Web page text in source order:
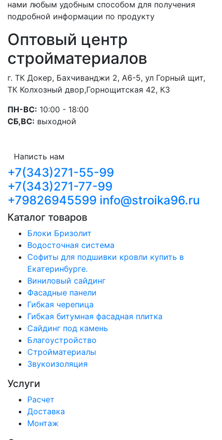
нами любым удобным способом для получения
подробной информации по продукту
Оптовый центр
стройматериалов
г. ТК Докер, Бахчиванджи 2, А6-5, ул Горный щит,
ТК Колхозный двор,Горнощитская 42, К3
ПН-ВС: 10:00 - 18:00
СБ,ВС: выходной
Написть нам
+7(343)271-55-99
+7(343)271-77-99
+79826945599 info@stroika96.ru
Каталог товаров
Блоки Бризолит
Водосточная система
Софиты для подшивки кровли купить в
Екатеринбурге.
Виниловый сайдинг
Фасадные панели
Гибкая черепица
Гибкая битумная фасадная плитка
Сайдинг под камень
Благоустройство
Стройматериалы
Звукоизоляция
Услуги
Расчет
Доставка
Монтаж